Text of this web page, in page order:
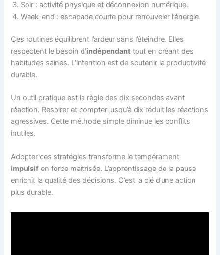
Soir : activité physique et déconnexion numérique.
Week-end : escapade courte pour renouveler l’énergie.
Ces routines équilibrent l’ardeur sans l’éteindre. Elles
respectent le besoin d’indépendant tout en créant des
habitudes saines. L’intention est de soutenir la productivité
durable.
Un outil pratique est la règle des dix secondes avant
réaction. Respirer et compter jusqu’à dix réduit les réactions
agressives. Cette méthode simple diminue les conflits
inutiles.
Adopter ces stratégies transforme le tempérament
impulsif en force maîtrisée. L’apprentissage de la pause
enrichit la qualité des décisions. C’est la clé d’une action
plus durable.